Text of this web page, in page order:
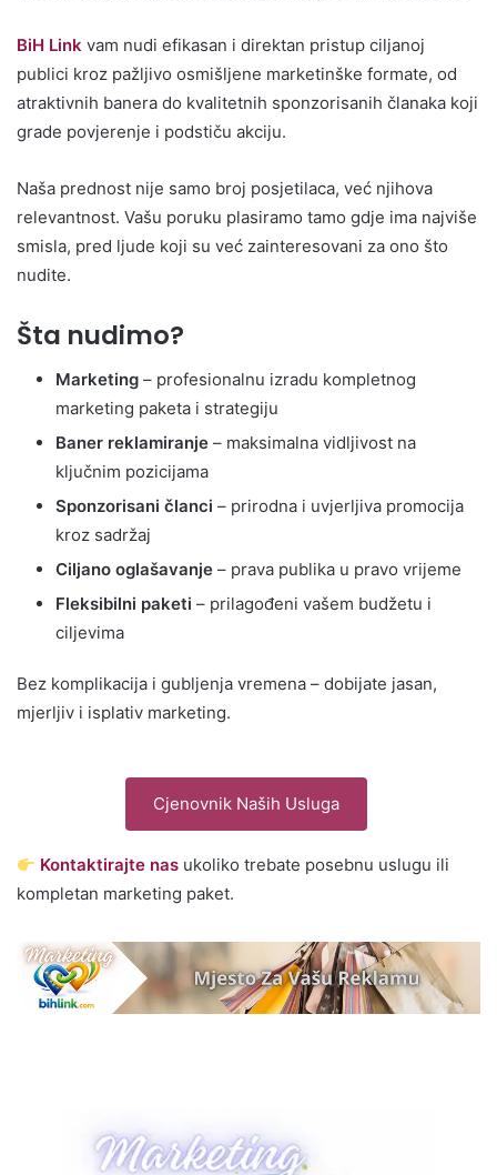
BiH Link vam nudi efikasan i direktan pristup ciljanoj
publici kroz pažljivo osmišljene marketinške formate, od
atraktivnih banera do kvalitetnih sponzorisanih članaka koji
grade povjerenje i podstiču akciju.
Naša prednost nije samo broj posjetilaca, već njihova
relevantnost. Vašu poruku plasiramo tamo gdje ima najviše
smisla, pred ljude koji su već zainteresovani za ono što
nudite.
Šta nudimo?
Marketing – profesionalnu izradu kompletnog
marketing paketa i strategiju
Baner reklamiranje – maksimalna vidljivost na
ključnim pozicijama
Sponzorisani članci – prirodna i uvjerljiva promocija
kroz sadržaj
Ciljano oglašavanje – prava publika u pravo vrijeme
Fleksibilni paketi – prilagođeni vašem budžetu i
ciljevima
Bez komplikacija i gubljenja vremena – dobijate jasan,
mjerljiv i isplativ marketing.
Cjenovnik Naših Usluga
Kontaktirajte nas ukoliko trebate posebnu uslugu ili
kompletan marketing paket.